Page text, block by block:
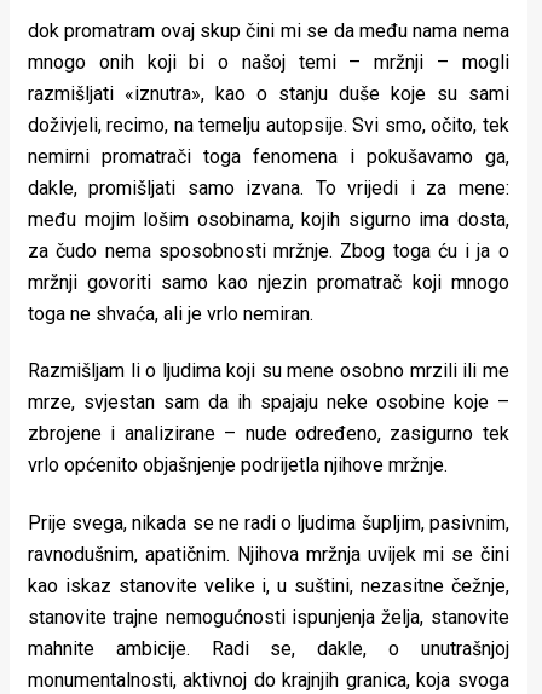
Ideje
koje
rade
Urban
Places
Aktivizam
Promo
About
Magazin
dok promatram ovaj skup čini mi se da među nama nema
mnogo onih koji bi o našoj temi – mržnji – mogli
razmišljati «iznutra», kao o stanju duše koje su sami
doživjeli, recimo, na temelju autopsije. Svi smo, očito, tek
nemirni promatrači toga fenomena i pokušavamo ga,
dakle, promišljati samo izvana. To vrijedi i za mene:
među mojim lošim osobinama, kojih sigurno ima dosta,
za čudo nema sposobnosti mržnje. Zbog toga ću i ja o
mržnji govoriti samo kao njezin promatrač koji mnogo
toga ne shvaća, ali je vrlo nemiran.
Razmišljam li o ljudima koji su mene osobno mrzili ili me
mrze, svjestan sam da ih spajaju neke osobine koje –
zbrojene i analizirane – nude određeno, zasigurno tek
vrlo općenito objašnjenje podrijetla njihove mržnje.
Prije svega, nikada se ne radi o ljudima šupljim, pasivnim,
ravnodušnim, apatičnim. Njihova mržnja uvijek mi se čini
kao iskaz stanovite velike i, u suštini, nezasitne čežnje,
stanovite trajne nemogućnosti ispunjenja želja, stanovite
mahnite ambicije. Radi se, dakle, o unutrašnjoj
monumentalnosti, aktivnoj do krajnjih granica, koja svoga